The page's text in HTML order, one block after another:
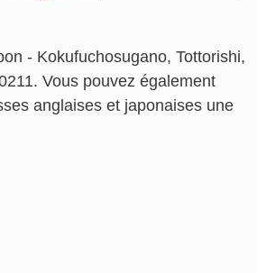
- Kokufuchosugano, Tottorishi,
Vous pouvez également
anglaises et japonaises une